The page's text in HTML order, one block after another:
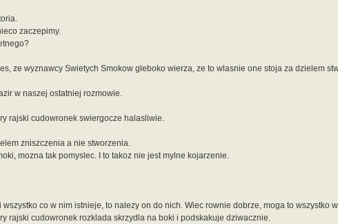
zaczepimy.
ze wyznawcy Swietych Smokow gleboko wierza, ze to wlasnie one stoja za dzielem
w naszej ostatniej rozmowie.
rajski cudowronek swiergocze halasliwie.
zniszczenia a nie stworzenia.
mozna tak pomyslec. I to takoz nie jest mylne kojarzenie.
co w nim istnieje, to nalezy on do nich. Wiec rownie dobrze, moga to wszystko
rajski cudowronek rozklada skrzydla na boki i podskakuje dziwacznie.